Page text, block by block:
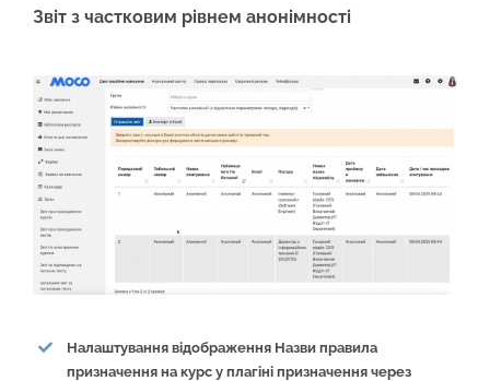
Звіт з частковим рівнем анонімності
Налаштування відображення Назви правила
призначення на курс у плагіні призначення через